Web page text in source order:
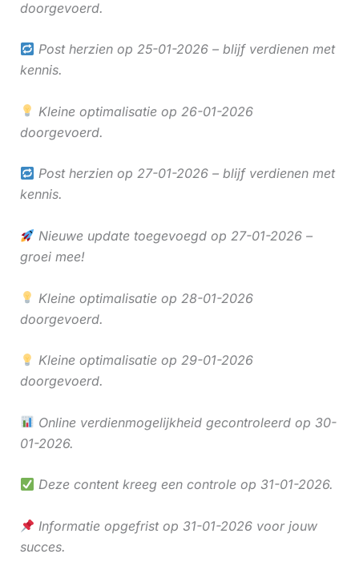
doorgevoerd.
Post herzien op 25-01-2026 – blijf verdienen met
kennis.
Kleine optimalisatie op 26-01-2026
doorgevoerd.
Post herzien op 27-01-2026 – blijf verdienen met
kennis.
Nieuwe update toegevoegd op 27-01-2026 –
groei mee!
Kleine optimalisatie op 28-01-2026
doorgevoerd.
Kleine optimalisatie op 29-01-2026
doorgevoerd.
Online verdienmogelijkheid gecontroleerd op 30-
01-2026.
Deze content kreeg een controle op 31-01-2026.
Informatie opgefrist op 31-01-2026 voor jouw
succes.